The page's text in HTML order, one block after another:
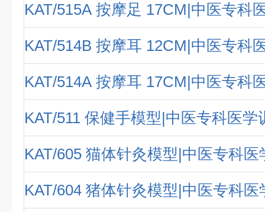
KAT/515A 按摩足 17CM|中医专科
KAT/514B 按摩耳 12CM|中医专科
KAT/514A 按摩耳 17CM|中医专科
KAT/511 保健手模型|中医专科医学
KAT/605 猫体针灸模型|中医专科医
KAT/604 猪体针灸模型|中医专科医